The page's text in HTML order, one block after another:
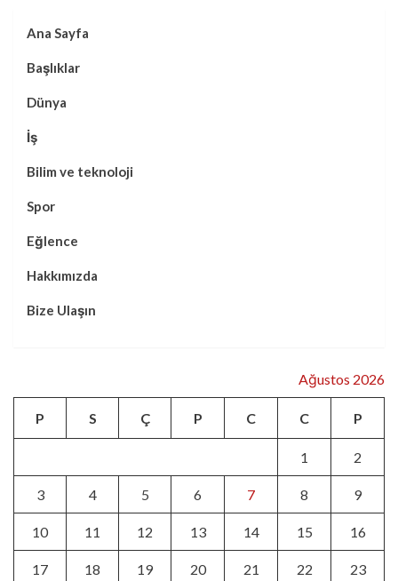
Ana Sayfa
Başlıklar
Dünya
İş
Bilim ve teknoloji
Spor
Eğlence
Hakkımızda
Bize Ulaşın
Ağustos 2026
P S Ç P C C P
1 2
3 4 5 6 7 8 9
10 11 12 13 14 15 16
17 18 19 20 21 22 23